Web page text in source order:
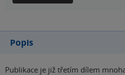
Popis
Publikace je již třetím dílem